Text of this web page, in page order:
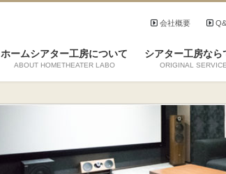
会社概要
ホームシアター工房について
ABOUT HOMETHEATER LABO
シアター工房なら
ORIGINAL SERVICE